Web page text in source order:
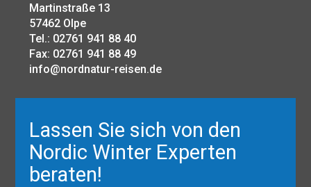
Martinstraße 13
57462 Olpe
Tel.: 02761 941 88 40
Fax: 02761 941 88 49
info@nordnatur-reisen.de
Lassen Sie sich von den
Nordic Winter Experten
beraten!